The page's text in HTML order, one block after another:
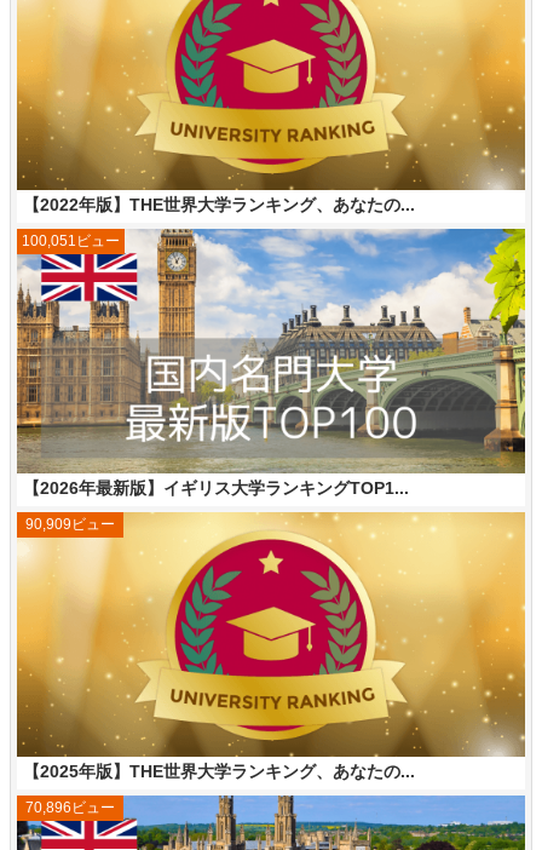
【2022年版】THE世界大学ランキング、あなたの...
【2026年最新版】イギリス大学ランキングTOP1...
100,051ビュー
【2025年版】THE世界大学ランキング、あなたの...
90,909ビュー
70,896ビュー